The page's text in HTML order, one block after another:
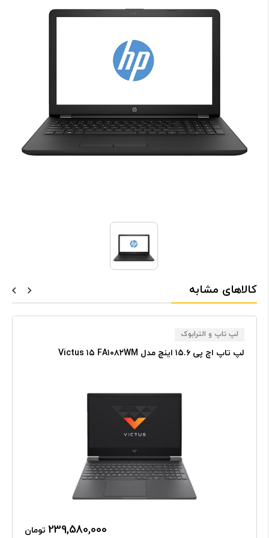
کالاهای مشابه
لپ تاپ و الترابوک
لپ تاپ اچ پی ۱۵.۶ اینچ مدل Victus ۱۵ FA۱۰۸۲WM
239,580,000 تومان